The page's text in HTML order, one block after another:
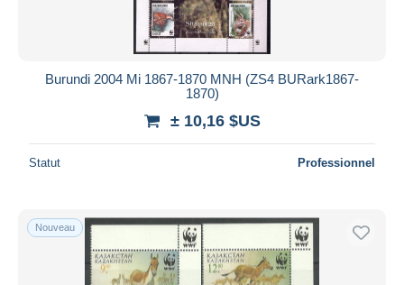
Burundi 2004 Mi 1867-1870 MNH (ZS4 BURark1867-
1870)
± 10,16 $US
Statut Professionnel
Nouveau